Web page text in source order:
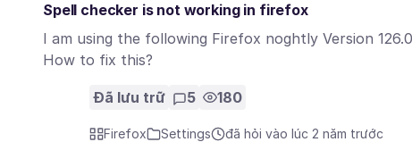
Spell checker is not working in firefox
I am using the following Firefox noghtly Version
How to fix this?
Đã lưu trữ 5 180
Firefox Settings đã hỏi vào lúc 2 năm trước